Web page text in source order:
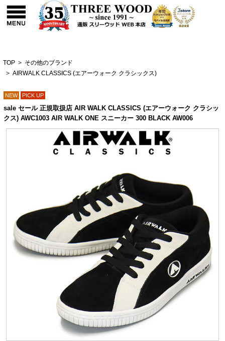
TOP > その他のブランド
> AIRWALK CLASSICS (エアーウォーク クラシックス)
NEW PICK UP
sale セール 正規取扱店 AIR WALK CLASSICS (エアーウォーク クラシッ
クス) AWC1003 AIR WALK ONE スニーカー 300 BLACK AW006